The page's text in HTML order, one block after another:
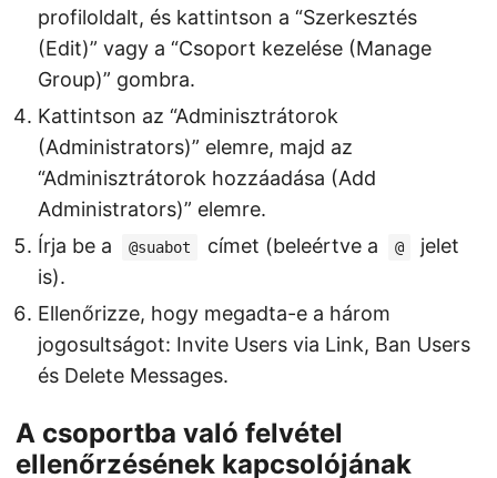
profiloldalt, és kattintson a “Szerkesztés
(Edit)” vagy a “Csoport kezelése (Manage
Group)” gombra.
Kattintson az “Adminisztrátorok
(Administrators)” elemre, majd az
“Adminisztrátorok hozzáadása (Add
Administrators)” elemre.
Írja be a
@suabot címet (beleértve a @
jelet
is).
Ellenőrizze, hogy megadta-e a három
jogosultságot: Invite Users via Link, Ban Users
és Delete Messages.
A csoportba való felvétel
ellenőrzésének kapcsolójának